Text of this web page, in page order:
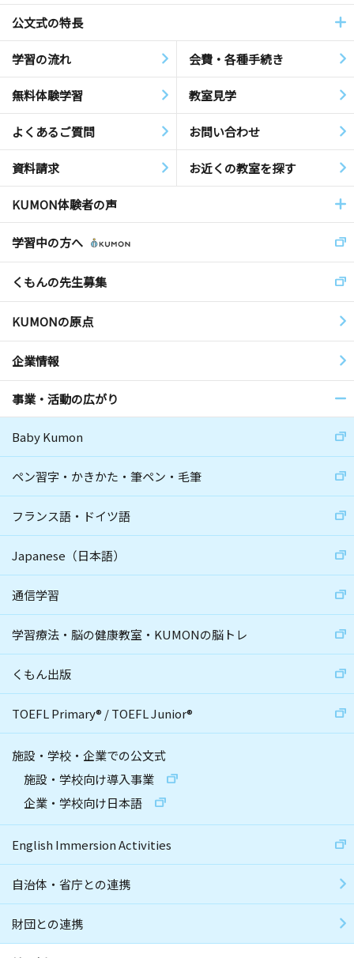
公文式の特長
学習の流れ 会費・各種手続き
無料体験学習 教室見学
よくあるご質問 お問い合わせ
資料請求 お近くの教室を探す
KUMON体験者の声
学習中の方へ
くもんの先生募集
KUMONの原点
企業情報
事業・活動の広がり
Baby Kumon
ペン習字・かきかた・筆ペン・毛筆
フランス語・ドイツ語
Japanese（日本語）
通信学習
学習療法・脳の健康教室・KUMONの脳トレ
くもん出版
TOEFL Primary® /TOEFL Junior®
施設・学校・企業での公文式
施設・学校向け導入事業
企業・学校向け日本語
English Immersion Activities
自治体・省庁との連携
財団との連携